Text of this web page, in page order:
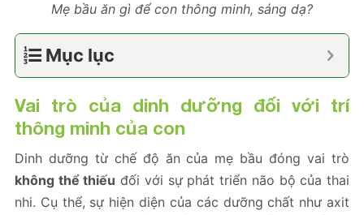
Mẹ bầu ăn gì để con thông minh, sáng dạ?
Mục lục
Vai trò của dinh dưỡng đối với trí
thông minh của con
Dinh dưỡng từ chế độ ăn của mẹ bầu đóng vai trò
không thể thiếu đối với sự phát triển não bộ của thai
nhi. Cụ thể, sự hiện diện của các dưỡng chất như axit